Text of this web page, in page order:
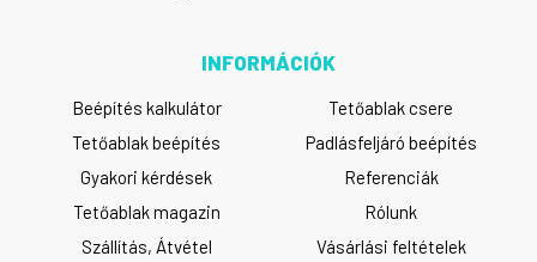
INFORMÁCIÓK
Beépítés kalkulátor
Tetőablak csere
Tetőablak beépítés
Padlásfeljáró beépítés
Gyakori kérdések
Referenciák
Tetőablak magazin
Rólunk
Szállítás, Átvétel
Vásárlási feltételek